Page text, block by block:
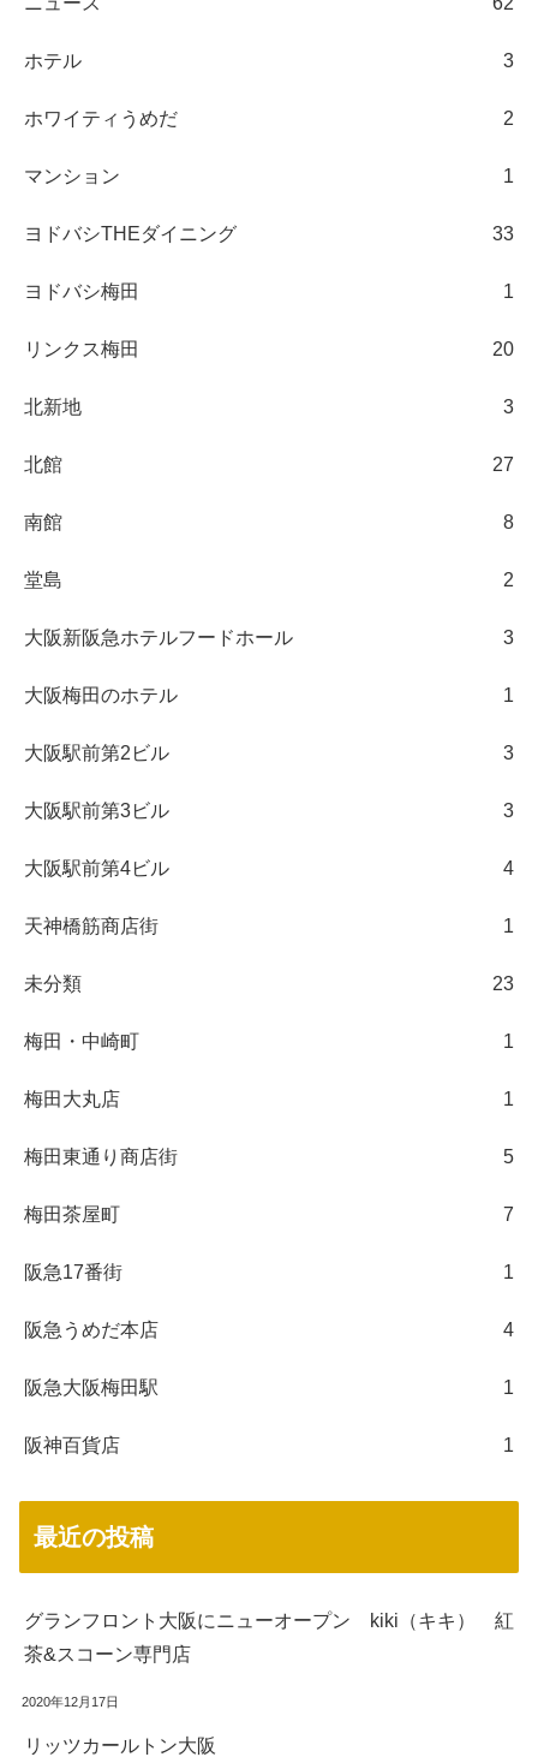
ホテル 3
ホワイティうめだ 2
マンション 1
ヨドバシTHEダイニング 33
ヨドバシ梅田 1
リンクス梅田 20
北新地 3
北館 27
南館 8
堂島 2
大阪新阪急ホテルフードホール 3
大阪梅田のホテル 1
大阪駅前第2ビル 3
大阪駅前第3ビル 3
大阪駅前第4ビル 4
天神橋筋商店街 1
未分類 23
梅田・中崎町 1
梅田大丸店 1
梅田東通り商店街 5
梅田茶屋町 7
阪急17番街 1
阪急うめだ本店 4
阪急大阪梅田駅 1
阪神百貨店 1
最近の投稿
グランフロント大阪にニューオープン kiki（キキ） 紅
茶&スコーン専門店
2020年12月17日
リッツカールトン大阪